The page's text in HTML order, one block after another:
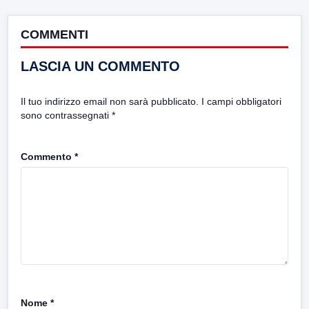
COMMENTI
LASCIA UN COMMENTO
Il tuo indirizzo email non sarà pubblicato. I campi obbligatori
sono contrassegnati *
Commento *
Nome *